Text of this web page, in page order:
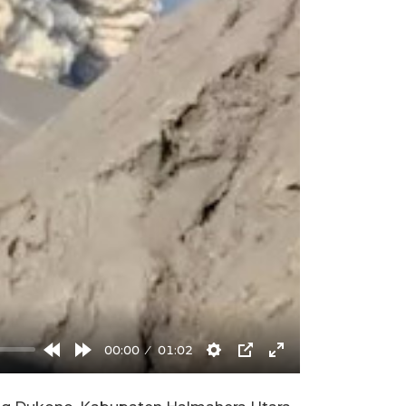
RewindForward
00:00 01:02
Settings
PIP Enter